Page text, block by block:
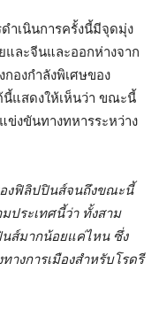
ำเนินการครั้งนี้มีจุดมุ่ง
ละจีนและออกห่างจาก
องกำลังพิเศษของ
นี้แสดงให้เห็นว่า ขณะนี้
งขันทางทหารระหว่าง
องฟิลิปปินส์จนถึงขณะนี้
ประเทศนี้ว่า ทั้งสาม
ส์มากน้อยแค่ไหน ซึ่ง
างการเมืองสำหรับโรดรี